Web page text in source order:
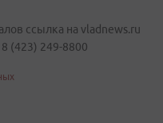
ссылка на vladnews.ru
(423) 249-8800